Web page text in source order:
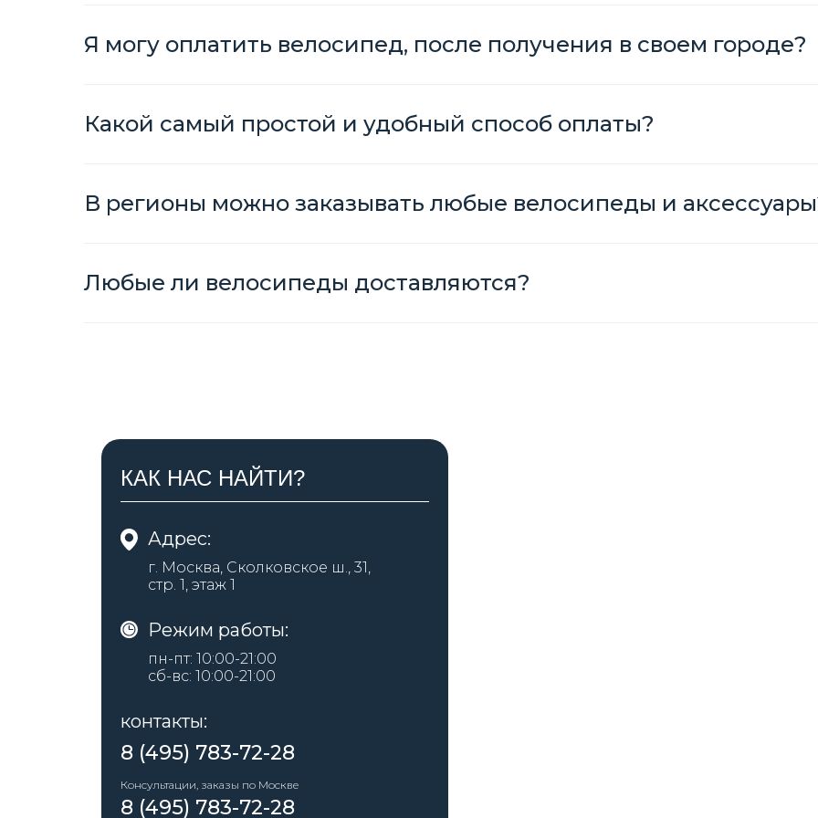
Я могу оплатить велосипед, после получения в своем городе?
Какой самый простой и удобный способ оплаты?
В регионы можно заказывать любые велосипеды и
Любые ли велосипеды доставляются?
КАК НАС НАЙТИ?
Адрес:
г. Москва, Сколковское ш., 31,
стр. 1, этаж 1
Консультации, заказы по Москве
Режим работы:
пн-пт: 10:00-21:00
сб-вс: 10:00-21:00
контакты:
8 (495) 783-72-28
8 (495) 783-72-28